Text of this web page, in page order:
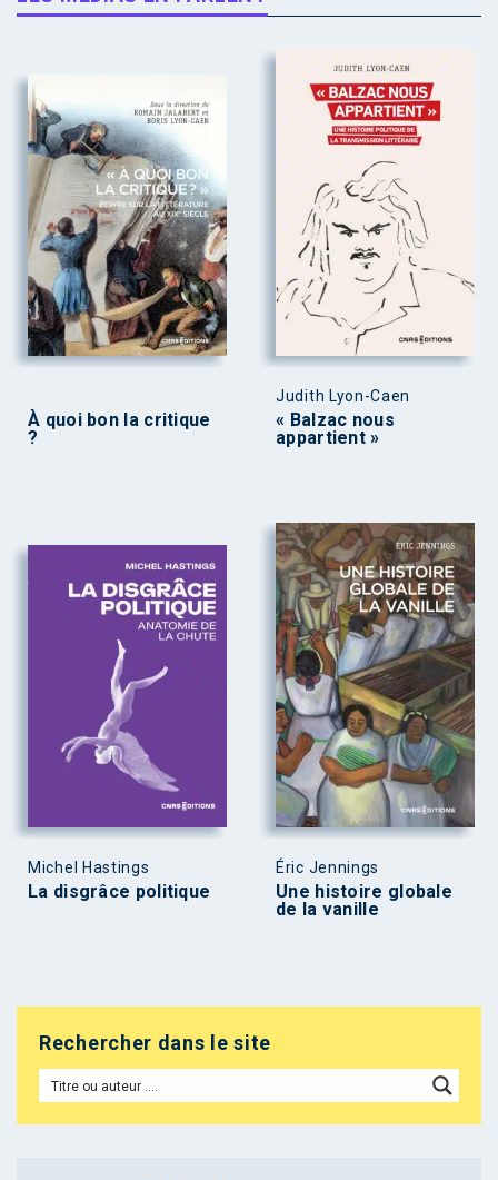
À quoi bon la critique
?
Judith Lyon-Caen
« Balzac nous
appartient »
Michel Hastings
La disgrâce politique
Éric Jennings
Une histoire globale
de la vanille
Rechercher dans le site